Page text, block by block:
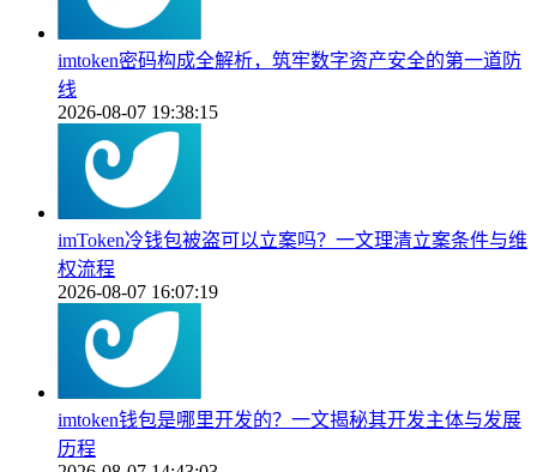
imtoken密码构成全解析，筑牢数字资产安全的第一道防
线
2026-08-07 19:38:15
imToken冷钱包被盗可以立案吗？一文理清立案条件与维
权流程
2026-08-07 16:07:19
imtoken钱包是哪里开发的？一文揭秘其开发主体与发展
历程